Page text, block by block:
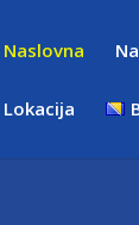
Naslovna
Lokacija